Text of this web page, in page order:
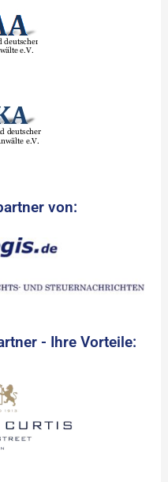
von:
- Ihre Vorteile: